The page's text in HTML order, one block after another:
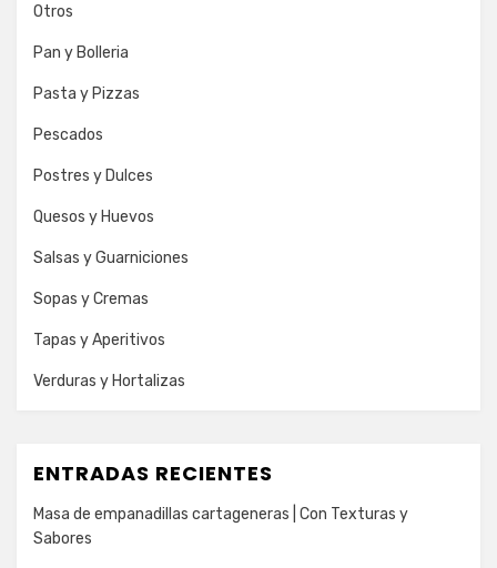
Otros
Pan y Bolleria
Pasta y Pizzas
Pescados
Postres y Dulces
Quesos y Huevos
Salsas y Guarniciones
Sopas y Cremas
Tapas y Aperitivos
Verduras y Hortalizas
ENTRADAS RECIENTES
Masa de empanadillas cartageneras | Con Texturas y
Sabores